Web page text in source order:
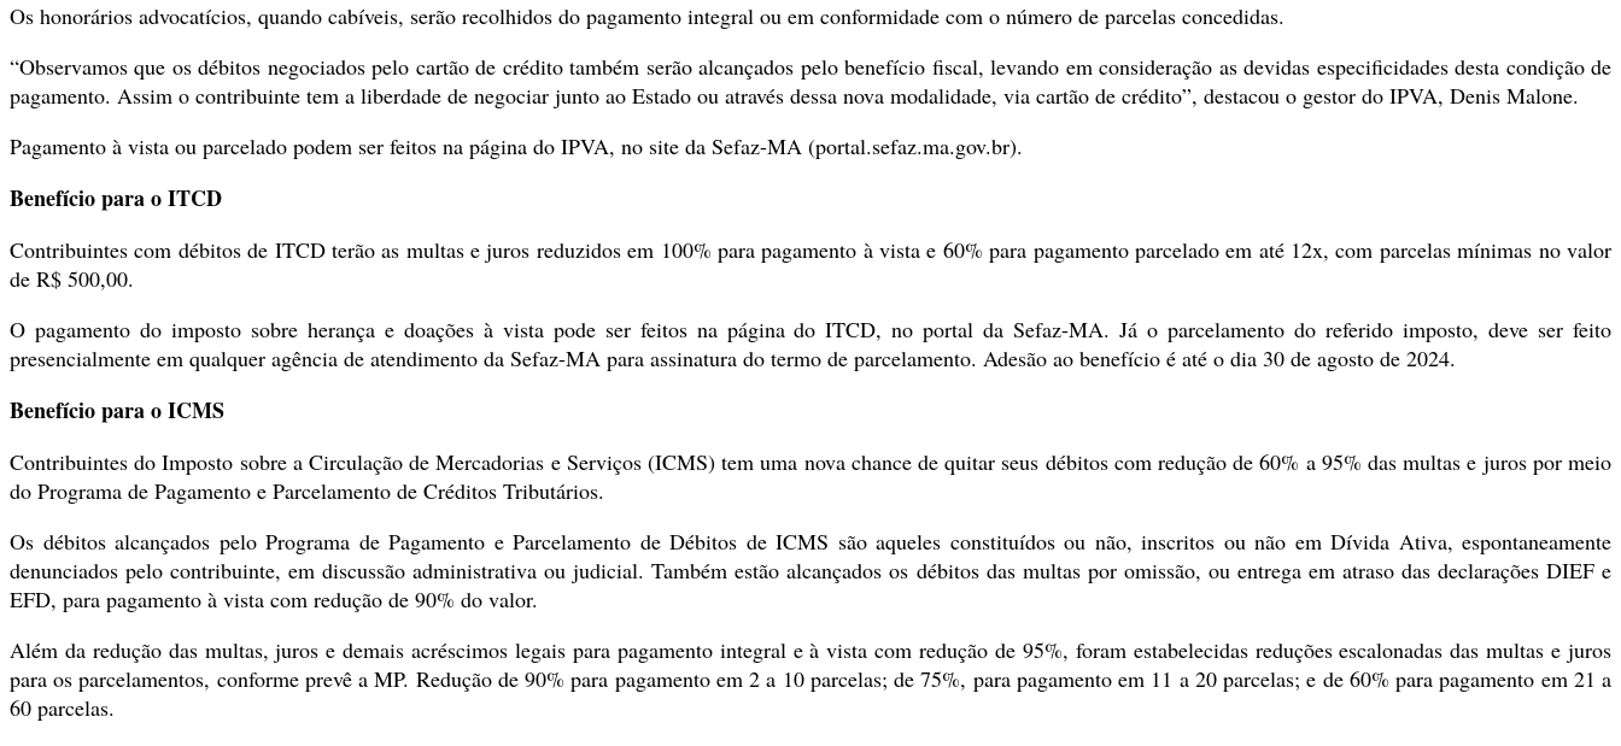
Os honorários advocatícios, quando cabíveis, serão recolhidos do pagamento integral ou em conformidade com o número de parcelas concedidas.
“Observamos que os débitos negociados pelo cartão de crédito também serão alcançados pelo benefício fiscal, levando em consideração as devidas especificidades desta condição de
pagamento. Assim o contribuinte tem a liberdade de negociar junto ao Estado ou através dessa nova modalidade, via cartão de crédito”, destacou o gestor do IPVA, Denis Malone.
Pagamento à vista ou parcelado podem ser feitos na página do IPVA, no site da Sefaz-MA (portal.sefaz.ma.gov.br).
Benefício para o ITCD
Contribuintes com débitos de ITCD terão as multas e juros reduzidos em 100% para pagamento à vista e 60% para pagamento parcelado em até 12x, com parcelas mínimas no valor
de R$ 500,00.
O pagamento do imposto sobre herança e doações à vista pode ser feitos na página do ITCD, no portal da Sefaz-MA. Já o parcelamento do referido imposto, deve ser feito
presencialmente em qualquer agência de atendimento da Sefaz-MA para assinatura do termo de parcelamento. Adesão ao benefício é até o dia 30 de agosto de 2024.
Benefício para o ICMS
Contribuintes do Imposto sobre a Circulação de Mercadorias e Serviços (ICMS) tem uma nova chance de quitar seus débitos com redução de 60% a 95% das multas e juros por meio
do Programa de Pagamento e Parcelamento de Créditos Tributários.
Os débitos alcançados pelo Programa de Pagamento e Parcelamento de Débitos de ICMS são aqueles constituídos ou não, inscritos ou não em Dívida Ativa, espontaneamente
denunciados pelo contribuinte, em discussão administrativa ou judicial. Também estão alcançados os débitos das multas por omissão, ou entrega em atraso das declarações DIEF e
EFD, para pagamento à vista com redução de 90% do valor.
Além da redução das multas, juros e demais acréscimos legais para pagamento integral e à vista com redução de 95%, foram estabelecidas reduções escalonadas das multas e juros
para os parcelamentos, conforme prevê a MP. Redução de 90% para pagamento em 2 a 10 parcelas; de 75%, para pagamento em 11 a 20 parcelas; e de 60% para pagamento em 21 a
60 parcelas.